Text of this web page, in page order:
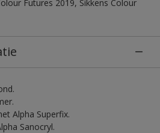
Futures 2019, Sikkens Colour
Alpha Superfix.
Sanocryl.